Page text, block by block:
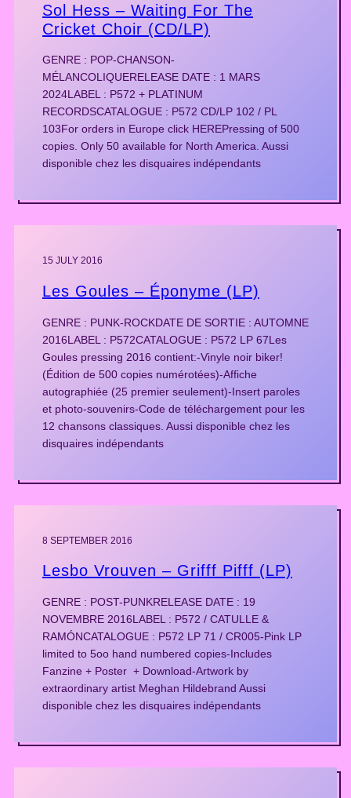
Sol Hess – Waiting For The
Cricket Choir (CD/LP)
GENRE : POP-CHANSON-
MÉLANCOLIQUERELEASE DATE : 1 MARS
2024LABEL : P572 + PLATINUM
RECORDSCATALOGUE : P572 CD/LP 102 / PL
103For orders in Europe click HEREPressing of 500
copies. Only 50 available for North America. Aussi
disponible chez les disquaires indépendants
15 JULY 2016
Les Goules – Éponyme (LP)
GENRE : PUNK-ROCKDATE DE SORTIE : AUTOMNE
2016LABEL : P572CATALOGUE : P572 LP 67Les
Goules pressing 2016 contient:-Vinyle noir biker!
(Édition de 500 copies numérotées)-Affiche
autographiée (25 premier seulement)-Insert paroles
et photo-souvenirs-Code de téléchargement pour les
12 chansons classiques. Aussi disponible chez les
disquaires indépendants
8 SEPTEMBER 2016
Lesbo Vrouven – Grifff Pifff (LP)
GENRE : POST-PUNKRELEASE DATE : 19
NOVEMBRE 2016LABEL : P572 / CATULLE &
RAMÓNCATALOGUE : P572 LP 71 / CR005-Pink LP
limited to 5oo hand numbered copies-Includes
Fanzine + Poster + Download-Artwork by
extraordinary artist Meghan Hildebrand Aussi
disponible chez les disquaires indépendants